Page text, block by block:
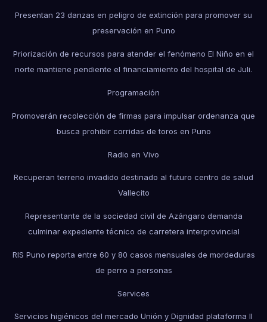
Presentan 23 danzas en peligro de extinción para promover su
preservación en Puno
Priorización de recursos para atender el fenómeno El Niño en el
norte mantiene pendiente el financiamiento del hospital de Juli.
Programación
Promoverán recolección de firmas para impulsar ordenanza que
busca prohibir corridas de toros en Puno
Radio en Vivo
Recuperan terreno invadido destinado al futuro centro de salud
Vallecito
Representante de la sociedad civil de Azángaro demanda
culminar expediente técnico de carretera interprovincial
RIS Puno reporta entre 60 y 80 casos mensuales de mordeduras
de perro a personas
Services
Servicios higiénicos del mercado Unión y Dignidad plataforma II